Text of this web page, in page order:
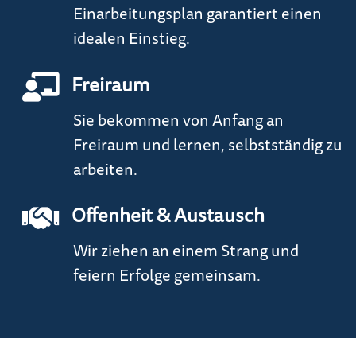
Einarbeitungsplan garantiert einen
idealen Einstieg.
Freiraum
Sie bekommen von Anfang an
Freiraum und lernen, selbstständig zu
arbeiten.
Offenheit & Austausch
Wir ziehen an einem Strang und
feiern Erfolge gemeinsam.